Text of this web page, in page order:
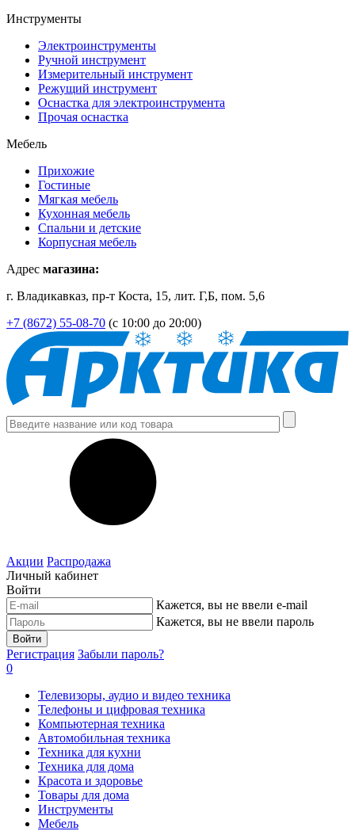
Инструменты
Электроинструменты
Ручной инструмент
Измерительный инструмент
Режущий инструмент
Оснастка для электроинструмента
Прочая оснастка
Мебель
Прихожие
Гостиные
Мягкая мебель
Кухонная мебель
Спальни и детские
Корпусная мебель
Адрес магазина:
г. Владикавказ, пр-т Коста, 15, лит. Г,Б, пом. 5,6
+7 (8672) 55-08-70 (с 10:00 до 20:00)
Акции Распродажа
Личный кабинет
Войти
Кажется, вы не ввели e-mail
Кажется, вы не ввели пароль
Войти
Регистрация Забыли пароль?
0
Телевизоры, аудио и видео техника
Телефоны и цифровая техника
Компьютерная техника
Автомобильная техника
Техника для кухни
Техника для дома
Красота и здоровье
Товары для дома
Инструменты
Мебель